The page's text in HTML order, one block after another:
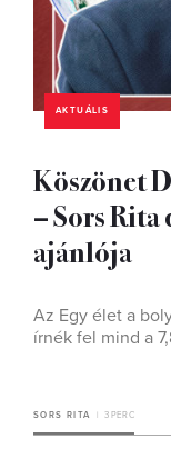
AKTUÁLIS
Köszönet
– Sors
ajánlója
Az Egy élet a
írnék fel mind a
SORS RITA 3 PERC